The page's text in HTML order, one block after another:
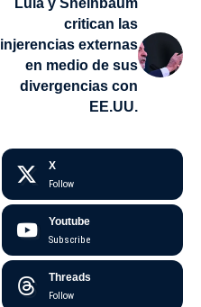
critican las
injerencias externas
en medio de sus
divergencias con
EE.UU.
X
Follow
Youtube
Subscribe
Threads
Follow